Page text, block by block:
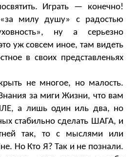
Играть — конечно!
милу душу» с радостью
ну а серьезно
уж совсем иное, там видеть
в своих представленьях
не многое, но малость.
за миги Жизни, что вам
а лишь один иль два, но
стабильно сделать ШАГА, и
так, то с мыслями или
Но Кто Я? Так и не познали.